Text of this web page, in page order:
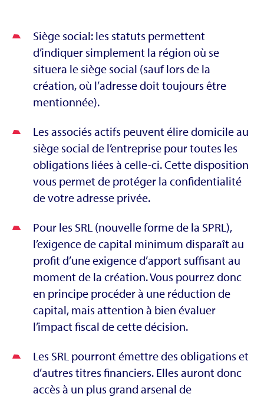
Siège social: les statuts permettent
d’indiquer simplement la région où se
situera le siège social (sauf lors de la
création, où l’adresse doit toujours être
mentionnée).
Les associés actifs peuvent élire domicile au
siège social de l’entreprise pour toutes les
obligations liées à celle-ci. Cette disposition
vous permet de protéger la confidentialité
de votre adresse privée.
Pour les SRL (nouvelle forme de la SPRL),
l’exigence de capital minimum disparaît au
profit d’une exigence d’apport suffisant au
moment de la création. Vous pourrez donc
en principe procéder à une réduction de
capital, mais attention à bien évaluer
l’impact fiscal de cette décision.
Les SRL pourront émettre des obligations et
d’autres titres financiers. Elles auront donc
accès à un plus grand arsenal de